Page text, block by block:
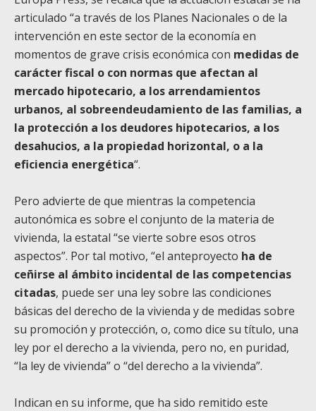
articulado “a través de los Planes Nacionales o de la
intervención en este sector de la economía en
momentos de grave crisis económica con medidas de
carácter fiscal o con normas que afectan al
mercado hipotecario, a los arrendamientos
urbanos, al sobreendeudamiento de las familias, a
la protección a los deudores hipotecarios, a los
desahucios, a la propiedad horizontal, o a la
eficiencia energética“.
Pero advierte de que mientras la competencia
autonómica es sobre el conjunto de la materia de
vivienda, la estatal “se vierte sobre esos otros
aspectos”. Por tal motivo, “el anteproyecto ha de
ceñirse al ámbito incidental de las competencias
citadas, puede ser una ley sobre las condiciones
básicas del derecho de la vivienda y de medidas sobre
su promoción y protección, o, como dice su título, una
ley por el derecho a la vivienda, pero no, en puridad,
“la ley de vivienda” o “del derecho a la vivienda”.
Indican en su informe, que ha sido remitido este